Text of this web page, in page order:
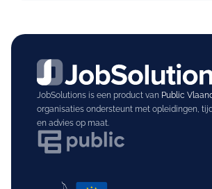
JobSolutions is een product van Public
organisaties ondersteunt met opleidingen,
en advies op maat.